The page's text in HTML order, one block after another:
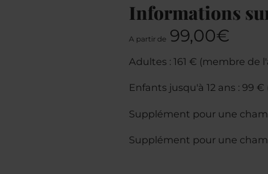
Informations
A partir de 99,00€
Adultes : 161 € (membre de
Enfants jusqu'à 12 ans : 99
Supplément pour une
Supplément pour une